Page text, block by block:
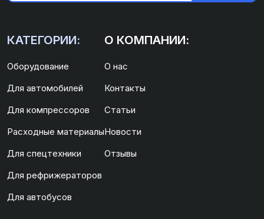
КАТЕГОРИИ:
Оборудование
Для автомобилей
Для компрессоров
Расходные материалы
Для спецтехники
Для рефрижераторов
Для автобусов
О КОМПАНИИ:
О нас
Контакты
Статьи
Новости
Отзывы